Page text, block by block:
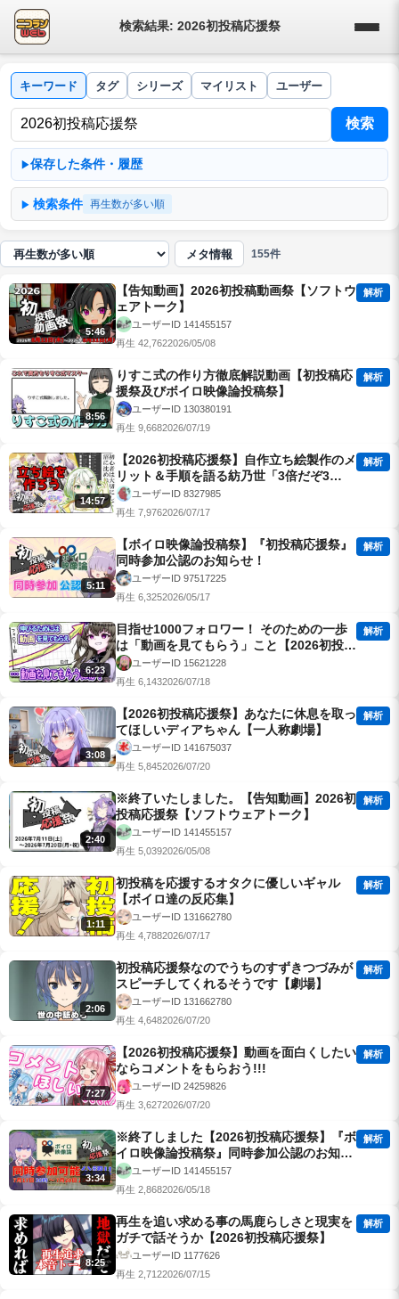
検索結果: 2026初投稿応援祭
キーワード タグ シリーズ マイリスト ユーザー
検索
保存した条件・履歴
検索条件 再生数が多い順
並び順
メタ情報 155件
5:46
【告知動画】2026初投稿動画祭【ソフトウ
ェアトーク】
解析
ユーザーID 141455157
再生 42,7622026/05/08
8:56
りすこ式の作り方徹底解説動画【初投稿応
援祭及びボイロ映像論投稿祭】
解析
ユーザーID 130380191
再生 9,6682026/07/19
14:57
【2026初投稿応援祭】自作立ち絵製作のメ
リット＆手順を語る紡乃世「3倍だぞ3
倍！」【A.I.VOICE解説】
解析
ユーザーID 8327985
再生 7,9762026/07/17
5:11
【ボイロ映像論投稿祭】『初投稿応援祭』
同時参加公認のお知らせ！
解析
ユーザーID 97517225
再生 6,3252026/05/17
6:23
目指せ1000フォロワー！ そのための一歩
は「動画を見てもらう」こと【2026初投稿
応援祭】
解析
ユーザーID 15621228
再生 6,1432026/07/18
3:08
【2026初投稿応援祭】あなたに休息を取っ
てほしいディアちゃん【一人称劇場】
解析
ユーザーID 141675037
再生 5,8452026/07/20
2:40
※終了いたしました。【告知動画】2026初
投稿応援祭【ソフトウェアトーク】
解析
ユーザーID 141455157
再生 5,0392026/05/08
1:11
初投稿を応援するオタクに優しいギャル
【ボイロ達の反応集】
解析
ユーザーID 131662780
再生 4,7882026/07/17
2:06
初投稿応援祭なのでうちのすずきつづみが
スピーチしてくれるそうです【劇場】
解析
ユーザーID 131662780
再生 4,6482026/07/20
7:27
【2026初投稿応援祭】動画を面白くしたい
ならコメントをもらおう!!!
解析
ユーザーID 24259826
再生 3,6272026/07/20
3:34
※終了しました【2026初投稿応援祭】『ボ
イロ映像論投稿祭』同時参加公認のお知ら
せ【ソフトウェアトーク】
解析
ユーザーID 141455157
再生 2,8682026/05/18
8:25
再生を追い求める事の馬鹿らしさと現実を
ガチで話そうか【2026初投稿応援祭】
解析
ユーザーID 1177626
再生 2,7122026/07/15